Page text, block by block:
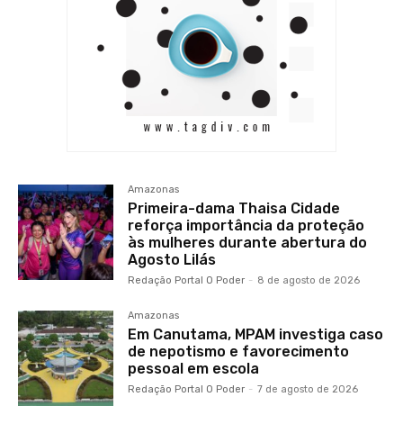
Amazonas
Primeira-dama Thaisa Cidade
reforça importância da proteção
às mulheres durante abertura do
Agosto Lilás
Redação Portal O Poder - 8 de agosto de 2026
Amazonas
Em Canutama, MPAM investiga caso
de nepotismo e favorecimento
pessoal em escola
Redação Portal O Poder - 7 de agosto de 2026